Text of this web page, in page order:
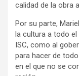
calidad de la obra
Por su parte,
la cultura a todo
ISC, como al
para hacer de
en el que no se